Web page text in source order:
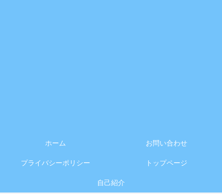
ホーム お問い合わせ
プライバシーポリシー トップページ
自己紹介